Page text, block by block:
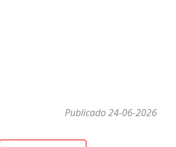
Publicado 24-06-2026